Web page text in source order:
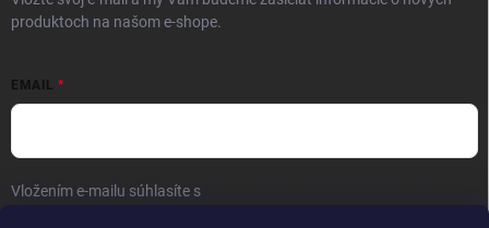
produktoch na našom e-shope.
EMAIL
Vložením e-mailu súhlasíte s